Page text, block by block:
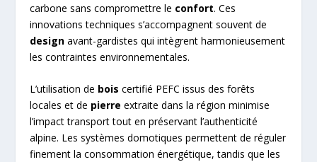
carbone sans compromettre le confort. Ces
innovations techniques s’accompagnent souvent de
design avant-gardistes qui intègrent harmonieusement
les contraintes environnementales.
L’utilisation de bois certifié PEFC issus des forêts
locales et de pierre extraite dans la région minimise
l’impact transport tout en préservant l’authenticité
alpine. Les systèmes domotiques permettent de réguler
finement la consommation énergétique, tandis que les